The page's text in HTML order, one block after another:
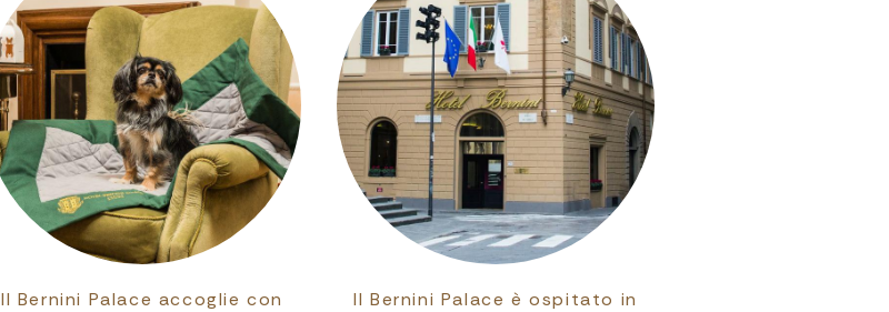
Il Bernini Palace accoglie con
Il Bernini Palace è ospitato in